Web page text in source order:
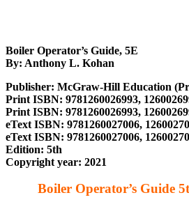
Boiler Operator’s Guide, 5E
By: Anthony L. Kohan
Publisher: McGraw-Hill Education
Print ISBN: 9781260026993,
Print ISBN: 9781260026993,
eText ISBN: 9781260027006,
eText ISBN: 9781260027006,
Edition: 5th
Copyright year: 2021